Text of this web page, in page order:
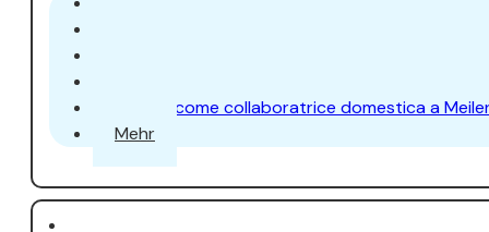
Lavoro come collaboratrice domestica a
Mehr